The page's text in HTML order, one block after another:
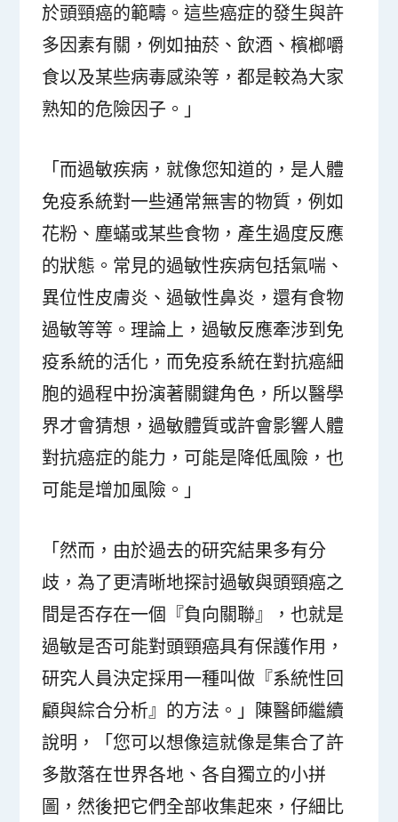
於頭頸癌的範疇。這些癌症的發生與許
多因素有關，例如抽菸、飲酒、檳榔嚼
食以及某些病毒感染等，都是較為大家
熟知的危險因子。」
「而過敏疾病，就像您知道的，是人體
免疫系統對一些通常無害的物質，例如
花粉、塵蟎或某些食物，產生過度反應
的狀態。常見的過敏性疾病包括氣喘、
異位性皮膚炎、過敏性鼻炎，還有食物
過敏等等。理論上，過敏反應牽涉到免
疫系統的活化，而免疫系統在對抗癌細
胞的過程中扮演著關鍵角色，所以醫學
界才會猜想，過敏體質或許會影響人體
對抗癌症的能力，可能是降低風險，也
可能是增加風險。」
「然而，由於過去的研究結果多有分
歧，為了更清晰地探討過敏與頭頸癌之
間是否存在一個『負向關聯』，也就是
過敏是否可能對頭頸癌具有保護作用，
研究人員決定採用一種叫做『系統性回
顧與綜合分析』的方法。」陳醫師繼續
說明，「您可以想像這就像是集合了許
多散落在世界各地、各自獨立的小拼
圖，然後把它們全部收集起來，仔細比